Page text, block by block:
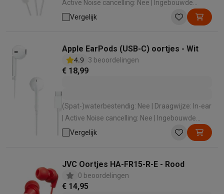
Active Noise cancelling: Nee | Ingebouwde
microfoon: Ja | Lengte kabel (m): 1.2 m
Vergelijk
Apple EarPods (USB-C) oortjes - Wit
4.9 3 beoordelingen
€ 18,99
(Spat-)waterbestendig: Nee | Draagwijze: In-ear
| Active Noise cancelling: Nee | Ingebouwde
microfoon: Ja
Vergelijk
JVC Oortjes HA-FR15-R-E - Rood
0 beoordelingen
€ 14,95